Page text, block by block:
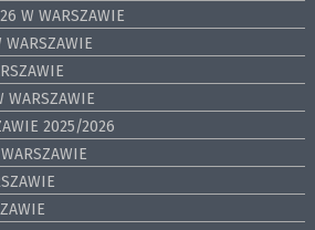
W WARSZAWIE
WARSZAWIE
2025/2026